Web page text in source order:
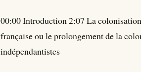
00:00 Introduction 2:07 La
française ou le prolongement de la
indépendantistes